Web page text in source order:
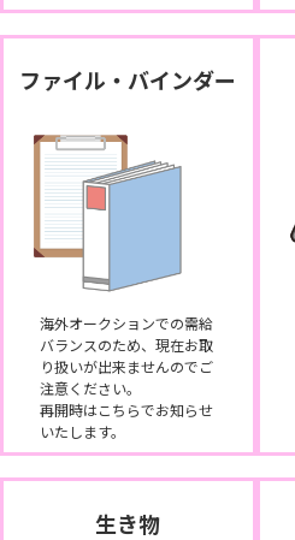
ファイル・バインダー
海外オークションでの需給
バランスのため、現在お取
り扱いが出来ませんのでご
注意ください。
再開時はこちらでお知らせ
いたします。
生き物